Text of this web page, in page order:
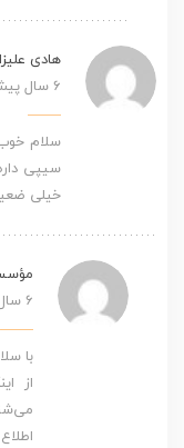
هادی
6 سال پیش
سلام
سیپی
خیلی
6 سال پیش
با
از